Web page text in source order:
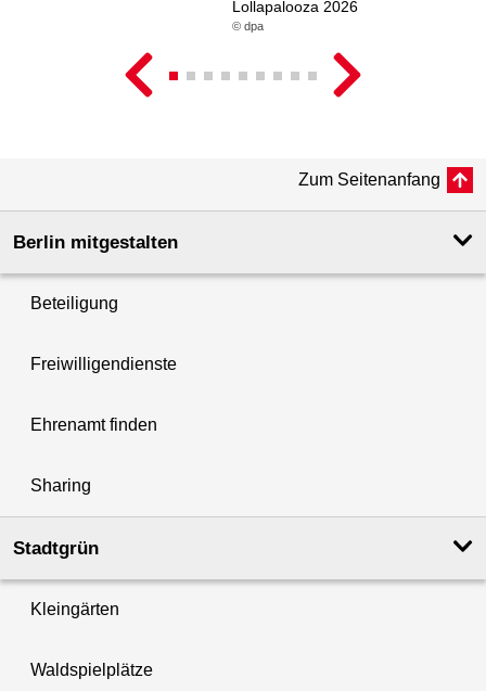
Lollapalooza 2026
© dpa
Zum Seitenanfang
Berlin mitgestalten
Beteiligung
Freiwilligendienste
Ehrenamt finden
Sharing
Stadtgrün
Kleingärten
Waldspielplätze